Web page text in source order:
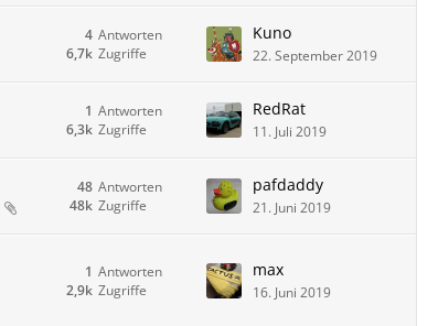
Antworten
4
Zugriffe
6,7k
Kuno
22. September 2019
Antworten
1
Zugriffe
6,3k
RedRat
11. Juli 2019
Antworten
48
Zugriffe
48k
pafdaddy
21. Juni 2019
Antworten
1
Zugriffe
2,9k
max
16. Juni 2019